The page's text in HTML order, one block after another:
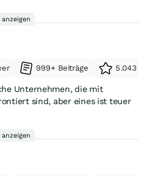
anzeigen
999+ Beiträge 5.043
Unternehmen, die mit
sind, aber eines ist teuer
bei THE MOTLEY FOOL
der bessere Kauf ist.
anzeigen